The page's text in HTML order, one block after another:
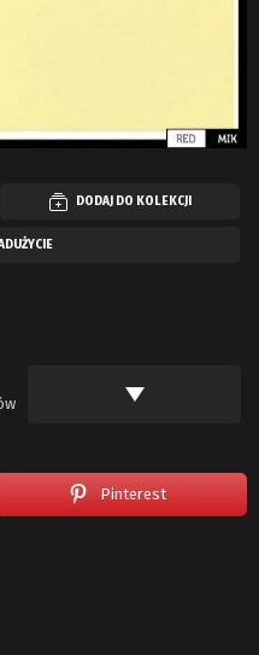
DODAJ DO KOLEKCJI
Pinterest